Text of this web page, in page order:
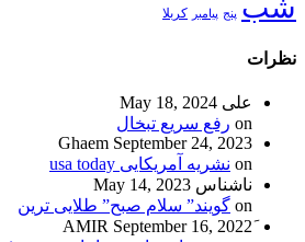
شب پنج پیامبر کربلا
نظرات
علی May 18, 2024
on رفع سریع تبخال
Ghaem September 24, 2023
on نشریه آمریکایی usa today
ناشناس May 14, 2023
on گویند” سلام صبح” طلایی ترین
September 16, 2022